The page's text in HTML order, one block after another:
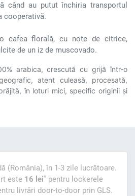
când au putut închiria transportul
cooperativă.
cafea florală, cu note de citrice,
de un iz de muscovado.
arabica, crescută cu grijă într-o
atent culeasă, procesată,
în loturi mici, specific originii și
(România), în 1-3 zile lucrătoare.
este 16 lei* pentru lockerele
livrări door-to-door prin GLS.